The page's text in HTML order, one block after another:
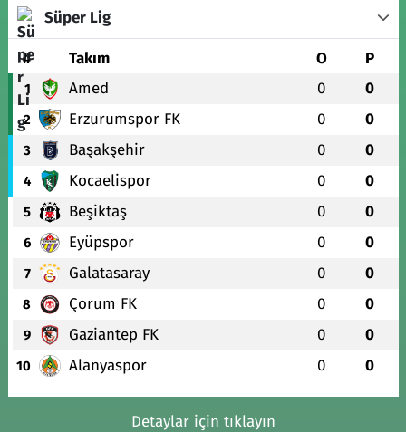
Süper Lig
# Takım O P
1 Amed 0 0
2 Erzurumspor FK 0 0
3 Başakşehir 0 0
4 Kocaelispor 0 0
5 Beşiktaş 0 0
6 Eyüpspor 0 0
7 Galatasaray 0 0
8 Çorum FK 0 0
9 Gaziantep FK 0 0
10 Alanyaspor 0 0
Detaylar için tıklayın